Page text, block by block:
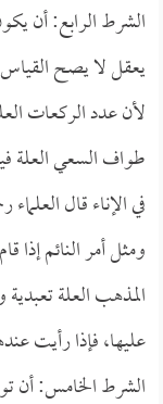
الشرط الرابع: أن
يعقل لا يصح
لأن عدد الركعات
طواف السعي العلة
في الإناء قال
ومثل أمر النائم
المذهب العلة
عليها، فإذا رأيت
الشرط الخامس: أن